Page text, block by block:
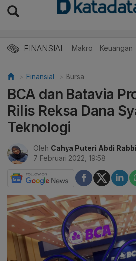
FINANSIAL Makro Keuangan
Finansial Bursa
BCA dan Batavia
Rilis Reksa Dana
Teknologi
Oleh Cahya Puteri Abdi Rabbi
7 Februari 2022, 19:58